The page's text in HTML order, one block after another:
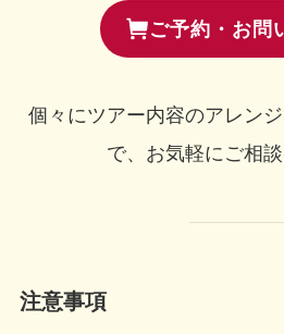
ご予約・お問
個々にツアー内容のアレン
で、お気軽にご相談
注意事項